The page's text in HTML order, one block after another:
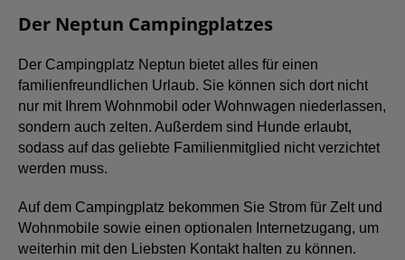
Der Neptun Campingplatzes
Der Campingplatz Neptun bietet alles für einen
familienfreundlichen Urlaub. Sie können sich dort nicht
nur mit Ihrem Wohnmobil oder Wohnwagen niederlassen,
sondern auch zelten. Außerdem sind Hunde erlaubt,
sodass auf das geliebte Familienmitglied nicht verzichtet
werden muss.
Auf dem Campingplatz bekommen Sie Strom für Zelt und
Wohnmobile sowie einen optionalen Internetzugang, um
weiterhin mit den Liebsten Kontakt halten zu können.